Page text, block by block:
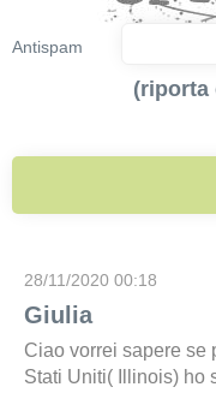
Antispam
(riporta
28/11/2020 00:18
Giulia
Ciao vorrei sapere se
Stati Uniti( Illinois) ho